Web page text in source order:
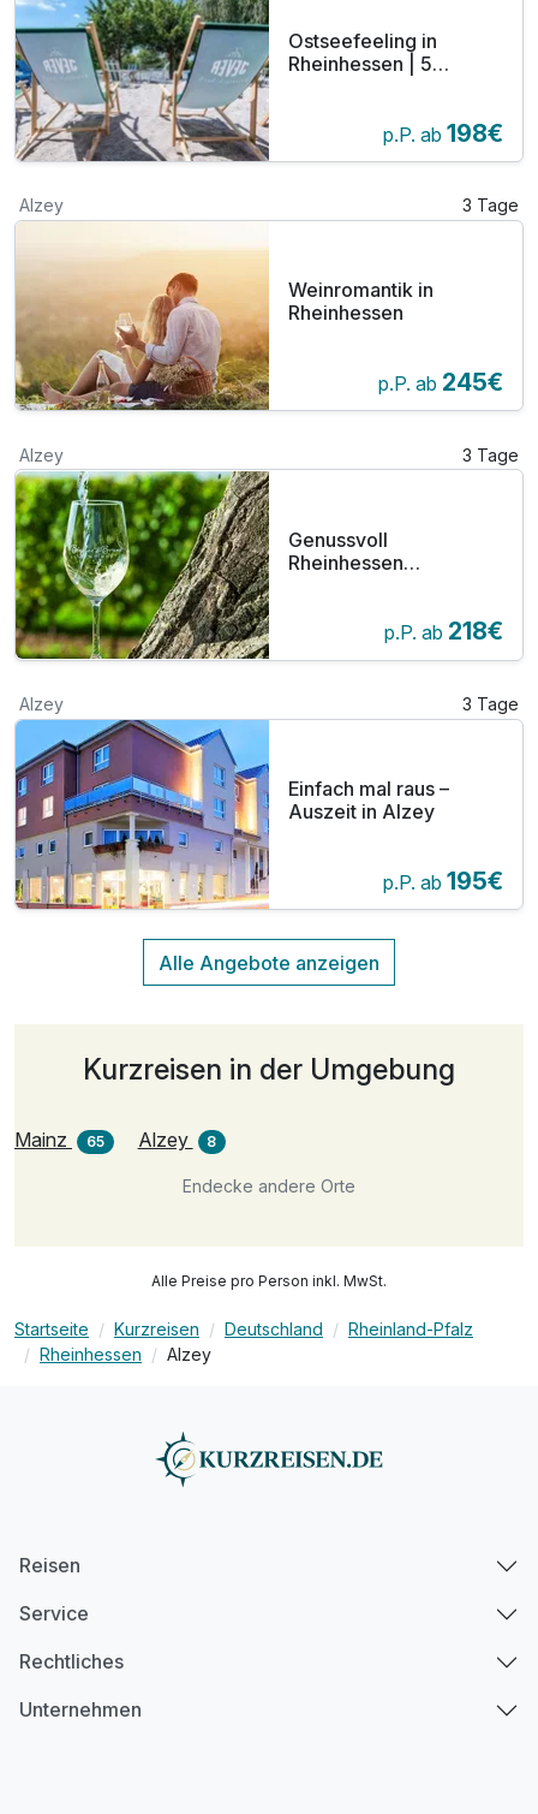
Ostseefeeling in
Rheinhessen | 5
p.P. ab 198€
Alzey 3 Tage
Weinromantik in
Rheinhessen
p.P. ab 245€
Alzey 3 Tage
Genussvoll
Rheinhessen
p.P. ab 218€
Alzey 3 Tage
Einfach mal raus –
Auszeit in Alzey
p.P. ab 195€
Kurzreisen in der Umgebung
Mainz 65 Alzey 8
Endecke andere Orte
Alle Preise pro Person inkl. MwSt.
Startseite Kurzreisen Deutschland
Rheinland-Pfalz
Rheinhessen
Alzey
Reisen
Service
Rechtliches
Unternehmen